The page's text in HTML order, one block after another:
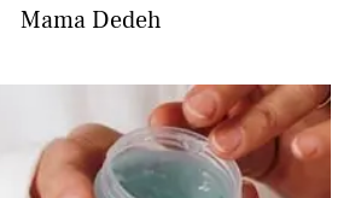
Mama Dedeh